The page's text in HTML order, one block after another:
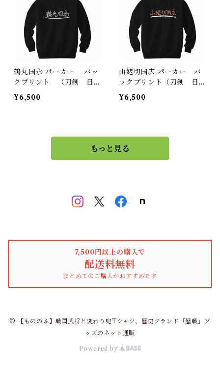
鶴丸国永 パーカー バッ
クプリント （刀剣 日
本）
¥6,500
山姥切国広 パーカー バ
ックプリント（刀剣 日
本）
¥6,500
もっと見る
7,500円以上の購入で
配送料無料
まとめてのご購入がおすすめです
© 【もののふ】戦国武将と変わり兜Tシャツ、歴史ブランド「歴戦」グ
ッズのネット通販
Powered by